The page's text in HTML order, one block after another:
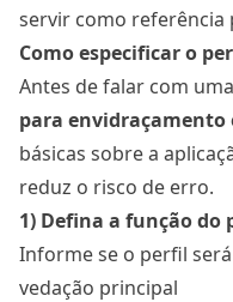
servir como referência
Como especificar o
Antes de falar com uma
para envidraçamento
básicas sobre a
reduz o risco de erro.
1) Defina a função do
Informe se o perfil
vedação principal